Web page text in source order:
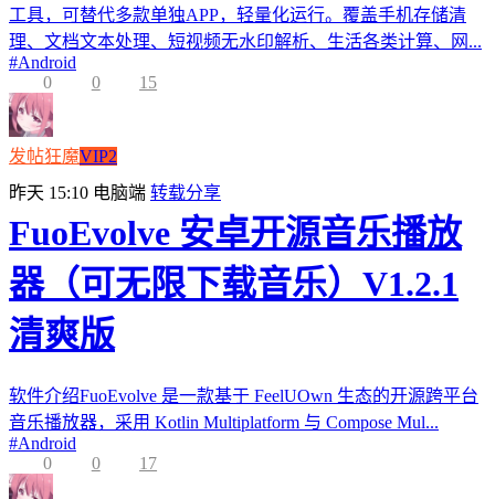
工具，可替代多款单独APP，轻量化运行。覆盖手机存储清
理、文档文本处理、短视频无水印解析、生活各类计算、网...
#Android
0
0 15
发帖狂魔VIP2
昨天 15:10 电脑端 转载分享
FuoEvolve 安卓开源音乐播放
器（可无限下载音乐）V1.2.1
清爽版
软件介绍FuoEvolve 是一款基于 FeelUOwn 生态的开源跨平台
音乐播放器，采用 Kotlin Multiplatform 与 Compose Mul...
#Android
0
0 17